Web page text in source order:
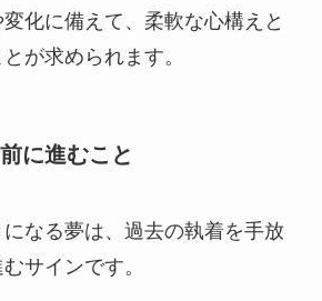
化に備えて、柔軟な心構えと
が求められます。
に進むこと
なる夢は、過去の執着を手放
サインです。